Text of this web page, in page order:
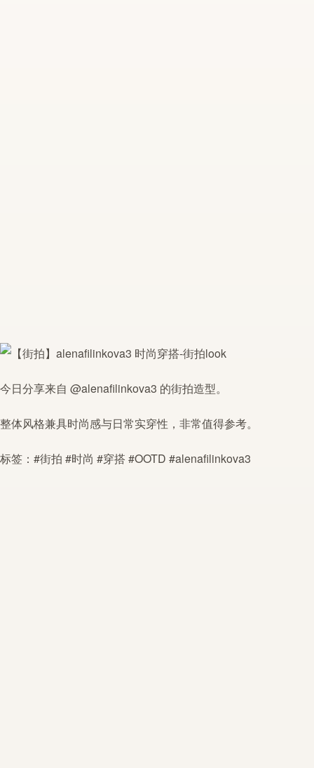
今日分享来自 @alenafilinkova3 的街拍造型。
整体风格兼具时尚感与日常实穿性，非常值得参考。
标签：#街拍 #时尚 #穿搭 #OOTD #alenafilinkova3